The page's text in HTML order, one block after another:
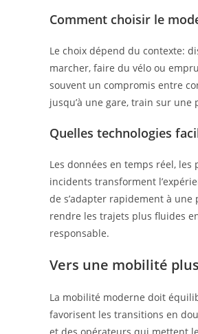
Comment choisir le
Le choix dépend du contexte:
marcher, faire du vélo ou
souvent un compromis entre
jusqu’à une gare, train sur
Quelles technologies
Les données en temps réel,
incidents transforment
de s’adapter rapidement à
rendre les trajets plus fluides
responsable.
Vers une mobilité
La mobilité moderne doit
favorisent les transitions en